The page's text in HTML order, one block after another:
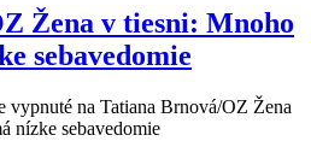
Žena v tiesni: Mnoho
sebavedomie
vypnuté na Tatiana Brnová/OZ Žena
nízke sebavedomie